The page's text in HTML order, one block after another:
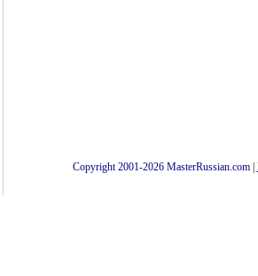
Copyright 2001-2026 MasterRussian.com|